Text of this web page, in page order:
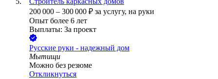
200 000 – 300 000 ₽ за услугу, на руки
Опыт более 6 лет
Выплаты: За проект
Русские руки - надежный дом
Мытищи
Можно без резюме
Откликнуться